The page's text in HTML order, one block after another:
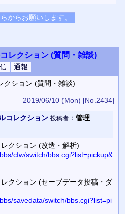
レクション (質問・雑談)
クション (質問・雑談)
2019/06/10 (Mon) [No.2434]
コレクション 投稿者： 管理
クション (改造・解析)
cfw/switch/bbs.cgi?list=pickup&
クション (セーブデータ投稿・ダ
savedata/switch/bbs.cgi?list=pi